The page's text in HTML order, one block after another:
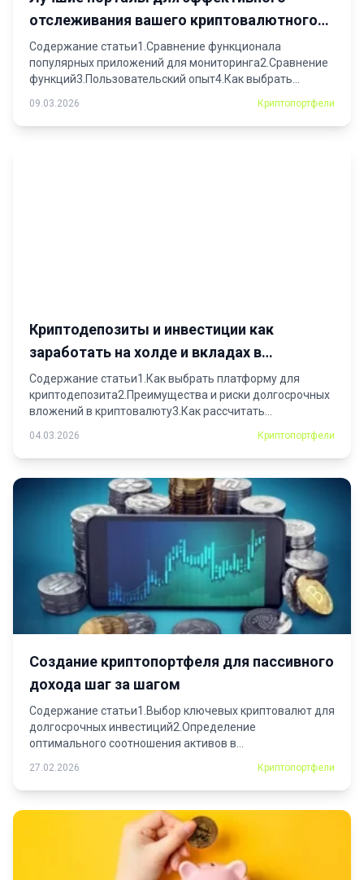
отслеживания вашего криптовалютного
портфеля
Содержание статьи1.Сравнение функционала
популярных приложений для мониторинга2.Сравнение
функций3.Пользовательский опыт4.Как выбрать
09.03.2026 Криптопортфели
Криптодепозиты и инвестиции как
заработать на холде и вкладах в
криптовалюту
Содержание статьи1.Как выбрать платформу для
криптодепозита2.Преимущества и риски долгосрочных
вложений в криптовалюту3.Как рассчитать
04.03.2026 Криптопортфели
Создание криптопортфеля для пассивного
дохода шаг за шагом
Содержание статьи1.Выбор ключевых криптовалют для
долгосрочных инвестиций2.Определение
оптимального соотношения активов в
активов4.Разнообразие активов5.Стратегии...
27.02.2026 Криптопортфели